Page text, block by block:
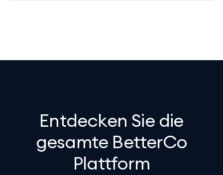
Entdecken Sie die
gesamte BetterCo
Plattform